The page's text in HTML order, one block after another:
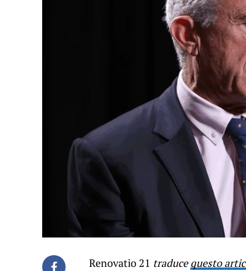
Renovatio 21 traducequesto